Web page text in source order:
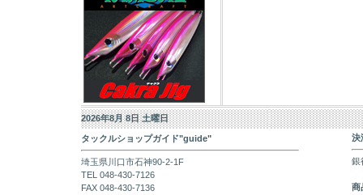
2026年8月 8日 土曜日
タックルショップガイド"guide"
埼玉県川口市石神90-2-1F
TEL 048-430-7126
FAX 048-430-7136
決
銀
商